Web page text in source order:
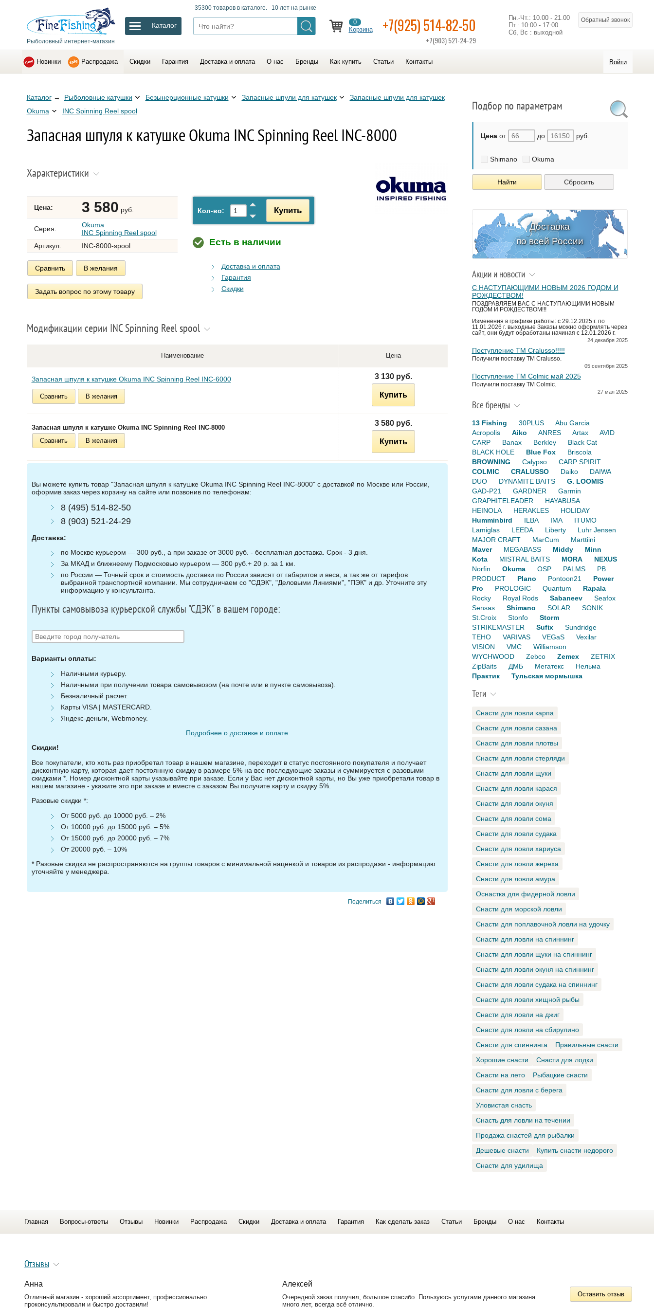
Рыболовный интернет-магазин
Каталог
35300 товаров в каталоге. 10 лет на рынке
0
Корзина
+7(925) 514-82-50
+7(903) 521-24-29
Пн.-Чт.: 10.00 - 21.00
Пт.: 10:00 - 17:00
Сб, Вс : выходной
Обратный звонок
Новинки Распродажа Скидки Гарантия Доставка и оплата О нас Бренды Как купить Статьи Контакты Войти
Каталог→ Рыболовные катушки Безынерционные катушки Запасные шпули для катушек
Запасные шпули для катушек
Okuma
INC Spinning Reel spool
Запасная шпуля к катушке Okuma INC Spinning Reel INC-8000
Характеристики
Цена: 3 580 руб.
Серия:
Okuma
INC Spinning Reel spool
Артикул:
INC-8000-spool
Сравнить В желания
Задать вопрос по этому товару
Кол-во: Купить
Есть в наличии
Доставка и оплата
Гарантия
Скидки
Модификации серии INC Spinning Reel spool
Наименование Цена
Запасная шпуля к катушке Okuma INC Spinning Reel INC-6000
Сравнить В желания
3 130 руб.
Купить
Запасная шпуля к катушке Okuma INC Spinning Reel INC-8000
Сравнить
В желания
3 580 руб.
Купить
Вы можете купить товар "Запасная шпуля к катушке Okuma INC Spinning Reel INC-8000" с доставкой по Москве или России,
оформив заказ через корзину на сайте или позвонив по телефонам:
8 (495) 514-82-50
8 (903) 521-24-29
Доставка:
по Москве курьером — 300 руб., а при заказе от 3000 руб. - бесплатная доставка. Срок - 3 дня.
За МКАД и ближнеему Подмосковью курьером — 300 руб.+ 20 р. за 1 км.
по России — Точный срок и стоимость доставки по России зависят от габаритов и веса, а так же от тарифов
выбранной транспортной компании. Мы сотрудничаем со "СДЭК", "Деловыми Линиями", "ПЭК" и др. Уточните эту
информацию у консультанта.
Пункты самовывоза курьерской службы "СДЭК" в вашем городе:
Варианты оплаты:
Наличными курьеру.
Наличными при получении товара самовывозом (на почте или в пункте самовывоза).
Безналичный расчет.
Карты VISA | MASTERCARD.
Яндекс-деньги, Webmoney.
Подробнее о доставке и оплате
Скидки!
Все покупатели, кто хоть раз приобретал товар в нашем магазине, переходит в статус постоянного покупателя и получает
дисконтную карту, которая дает постоянную скидку в размере 5% на все последующие заказы и суммируется с разовыми
скидками *. Номер дисконтной карты указывайте при заказе. Если у Вас нет дисконтной карты, но Вы уже приобретали товар в
нашем магазине - укажите это при заказе и вместе с заказом Вы получите карту и скидку 5%.
Разовые скидки *:
От 5000 руб. до 10000 руб. – 2%
От 10000 руб. до 15000 руб. – 5%
От 15000 руб. до 20000 руб. – 7%
От 20000 руб. – 10%
* Разовые скидки не распространяются на группы товаров с минимальной наценкой и товаров из распродажи - информацию
уточняйте у менеджера.
Поделиться
Подбор по параметрам
Ценаот до руб.
Shimano Okuma
Найти Сбросить
Доставка
по всей России
Акции и новости
С НАСТУПАЮЩИМИ НОВЫМ 2026 ГОДОМ И
РОЖДЕСТВОМ!
ПОЗДРАВЛЯЕМ ВАС С НАСТУПАЮЩИМИ НОВЫМ
ГОДОМ И РОЖДЕСТВОМ!!!
Изменения в графике работы: с 29.12.2025 г. по
11.01.2026 г. выходные Заказы можно оформлять через
сайт, они будут обработаны начиная с 12.01.2026 г.
24 декабря 2025
Поступление TM Cralusso!!!!!
Получили поставку ТМ Cralusso.
05 сентября 2025
Поступление TM Colmic май 2025
Получили поставку ТМ Colmic.
27 мая 2025
Все бренды
13 Fishing 30PLUS
Abu Garcia
Acropolis
Aiko ANRES Artax
AVID
CARP
Banax Berkley
Black Cat
BLACK HOLE
Blue Fox
Briscola
BROWNING
Calypso
CARP SPIRIT
COLMIC
CRALUSSO Daiko
DAIWA
DUO
DYNAMITE BAITS
G. LOOMIS
GAD-P21
GARDNER
Garmin
GRAPHITELEADER
HAYABUSA
HEINOLA
HERAKLES
HOLIDAY
Humminbird
ILBA IMA
ITUMO
Lamiglas
LEEDA Liberty
Luhr Jensen
MAJOR CRAFT
MarCum
Marttiini
Maver
MEGABASS Middy
Minn
Kota
MISTRAL BAITS MORA
NEXUS
Norfin
Okuma OSP PALMS
PB
PRODUCT
Plano Pontoon21
Power
Pro
PROLOGIC Quantum
Rapala
Rocky
Royal Rods Sabaneev
Seafox
Sensas
Shimano SOLAR
SONIK
St.Croix
Stonfo
Storm
STRIKEMASTER
Sufix
Sundridge
TEHO
VARIVAS VEGaS
Vexilar
VISION
VMC
Williamson
WYCHWOOD
Zebco Zemex
ZETRIX
ZipBaits
ДМБ Мегатекс
Нельма
Практик
Тульская мормышка
Теги
Снасти для ловли карпа
Снасти для ловли сазана
Снасти для ловли плотвы
Снасти для ловли стерляди
Снасти для ловли щуки
Снасти для ловли карася
Снасти для ловли окуня
Снасти для ловли сома
Снасти для ловли судака
Снасти для ловли хариуса
Снасти для ловли жереха
Снасти для ловли амура
Оснастка для фидерной ловли
Снасти для морской ловли
Снасти для поплавочной ловли на удочку
Снасти для ловли на спиннинг
Снасти для ловли щуки на спиннинг
Снасти для ловли окуня на спиннинг
Снасти для ловли судака на спиннинг
Снасти для ловли хищной рыбы
Снасти для ловли на джиг
Снасти для ловли на сбирулино
Снасти для спиннинга
Правильные снасти
Хорошие снасти
Снасти для лодки
Снасти на лето
Рыбацкие снасти
Снасти для ловли с берега
Уловистая снасть
Снасть для ловли на течении
Продажа снастей для рыбалки
Дешевые снасти
Купить снасти недорого
Снасти для удилища
Главная Вопросы-ответы Отзывы Новинки Распродажа Скидки Доставка и оплата Гарантия Как сделать заказ Статьи Бренды О нас Контакты
Отзывы
Анна
Отличный магазин - хороший ассортимент, профессионально
проконсультировали и быстро доставили!
Алексей
Очередной заказ получил, большое спасибо. Пользуюсь услугами данного магазина
много лет, всегда всё отлично.
Оставить отзыв